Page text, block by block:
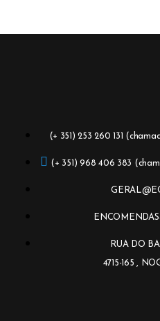
(+ 351) 253 260 131
(+ 351) 968 406 383
RUA DO
4715-165 ,